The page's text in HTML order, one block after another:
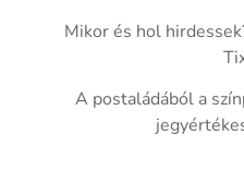
Mikor és hol
A postaládából a